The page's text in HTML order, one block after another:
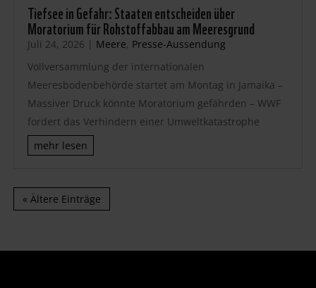
Tiefsee in Gefahr: Staaten entscheiden über
Moratorium für Rohstoffabbau am Meeresgrund
Juli 24, 2026 | Meere, Presse-Aussendung
Vollversammlung der internationalen
Meeresbodenbehörde startet am Montag in Jamaika –
Massiver Druck könnte Moratorium gefährden – WWF
fordert das Verhindern einer Umweltkatastrophe
mehr lesen
« Ältere Einträge